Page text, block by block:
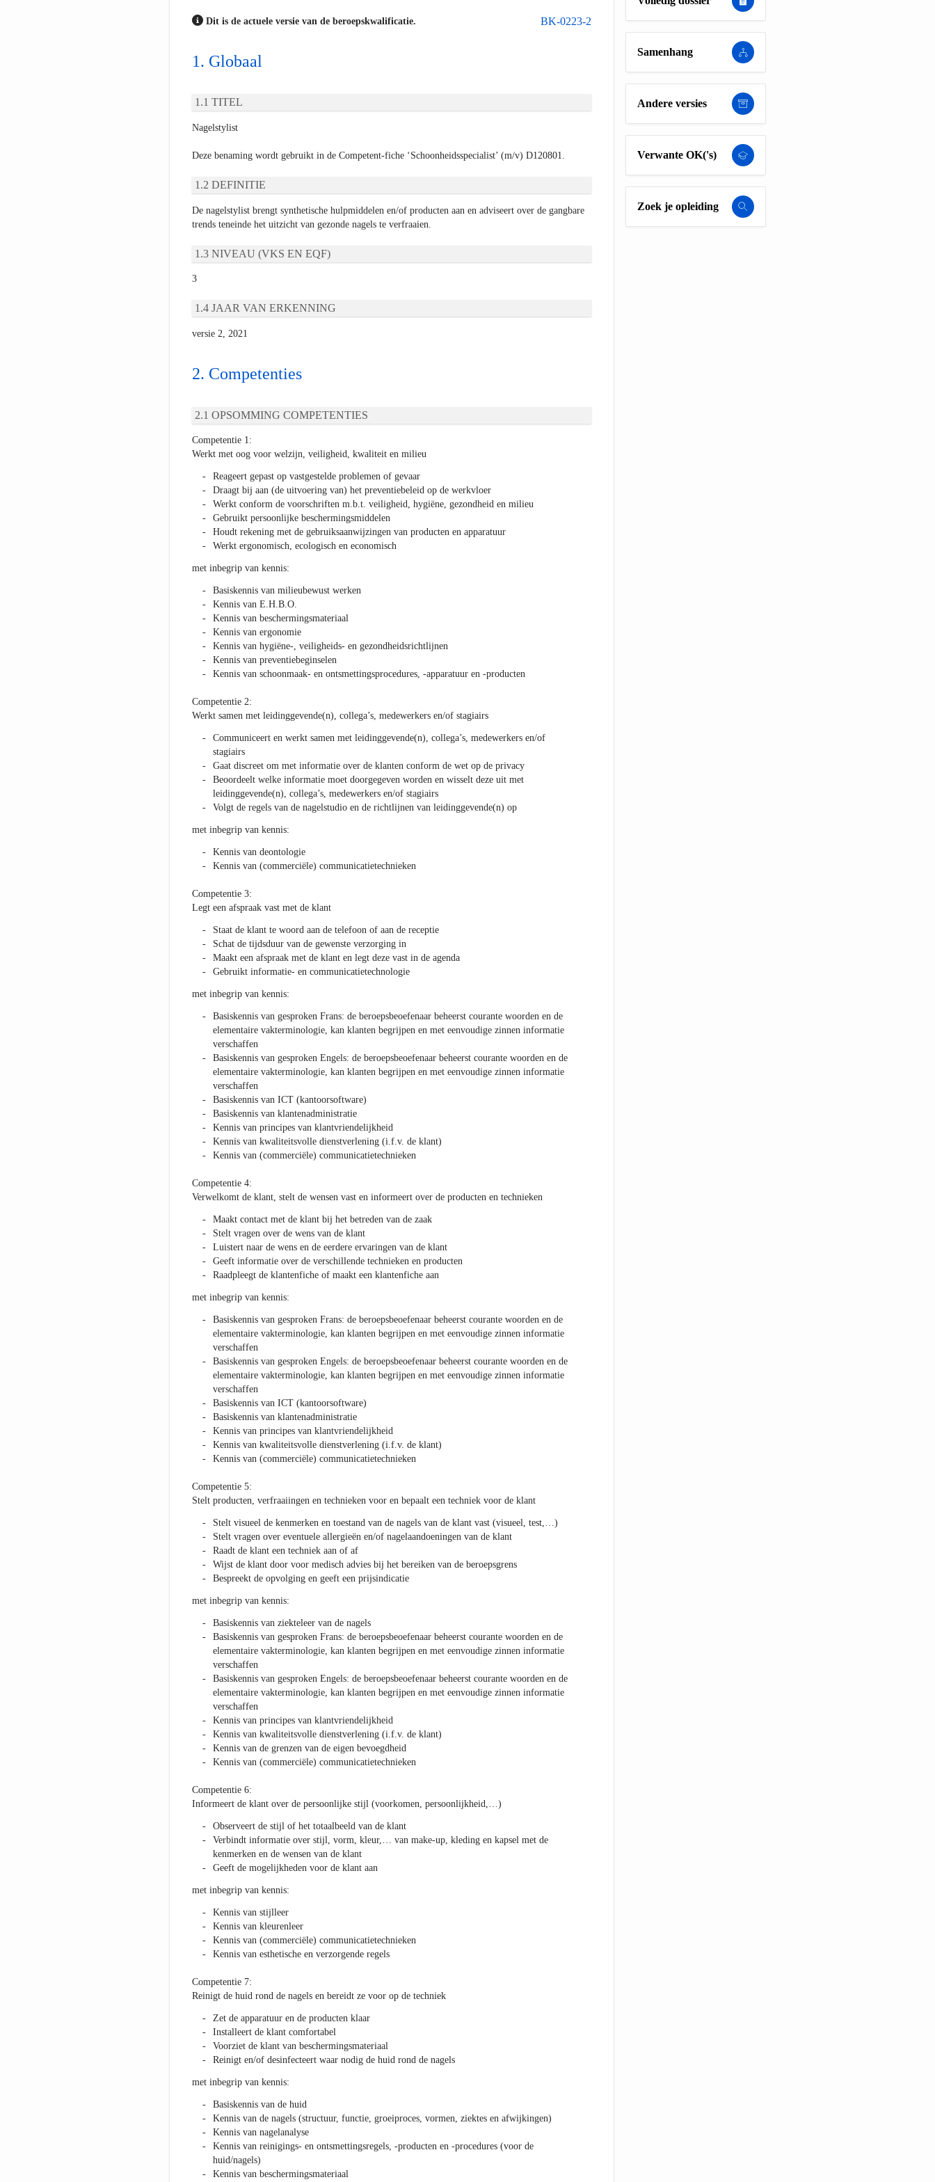
BK-0223-2
Dit is de actuele versie van de beroepskwalificatie.
Globaal
TITEL
Nagelstylist
Deze benaming wordt gebruikt in de Competent-fiche ‘Schoonheidsspecialist’ (m/v) D120801.
DEFINITIE
De nagelstylist brengt synthetische hulpmiddelen en/of producten aan en adviseert over de gangbare
trends teneinde het uitzicht van gezonde nagels te verfraaien.
NIVEAU (VKS EN EQF)
3
JAAR VAN ERKENNING
versie 2, 2021
Competenties
OPSOMMING COMPETENTIES
Competentie 1:
Werkt met oog voor welzijn, veiligheid, kwaliteit en milieu
Reageert gepast op vastgestelde problemen of gevaar
Draagt bij aan (de uitvoering van) het preventiebeleid op de werkvloer
Werkt conform de voorschriften m.b.t. veiligheid, hygiëne, gezondheid en milieu
Gebruikt persoonlijke beschermingsmiddelen
Houdt rekening met de gebruiksaanwijzingen van producten en apparatuur
Werkt ergonomisch, ecologisch en economisch
met inbegrip van kennis:
Basiskennis van milieubewust werken
Kennis van E.H.B.O.
Kennis van beschermingsmateriaal
Kennis van ergonomie
Kennis van hygiëne-, veiligheids- en gezondheidsrichtlijnen
Kennis van preventiebeginselen
Kennis van schoonmaak- en ontsmettingsprocedures, -apparatuur en -producten
Competentie 2:
Werkt samen met leidinggevende(n), collega’s, medewerkers en/of stagiairs
Communiceert en werkt samen met leidinggevende(n), collega’s, medewerkers en/of
stagiairs
Gaat discreet om met informatie over de klanten conform de wet op de privacy
Beoordeelt welke informatie moet doorgegeven worden en wisselt deze uit met
leidinggevende(n), collega’s, medewerkers en/of stagiairs
Volgt de regels van de nagelstudio en de richtlijnen van leidinggevende(n) op
met inbegrip van kennis:
Kennis van deontologie
Kennis van (commerciële) communicatietechnieken
Competentie 3:
Legt een afspraak vast met de klant
Staat de klant te woord aan de telefoon of aan de receptie
Schat de tijdsduur van de gewenste verzorging in
Maakt een afspraak met de klant en legt deze vast in de agenda
Gebruikt informatie- en communicatietechnologie
met inbegrip van kennis:
Basiskennis van gesproken Frans: de beroepsbeoefenaar beheerst courante woorden en de
elementaire vakterminologie, kan klanten begrijpen en met eenvoudige zinnen informatie
verschaffen
Basiskennis van gesproken Engels: de beroepsbeoefenaar beheerst courante woorden en de
elementaire vakterminologie, kan klanten begrijpen en met eenvoudige zinnen informatie
verschaffen
Basiskennis van ICT (kantoorsoftware)
Basiskennis van klantenadministratie
Kennis van principes van klantvriendelijkheid
Kennis van kwaliteitsvolle dienstverlening (i.f.v. de klant)
Kennis van (commerciële) communicatietechnieken
Competentie 4:
Verwelkomt de klant, stelt de wensen vast en informeert over de producten en technieken
Maakt contact met de klant bij het betreden van de zaak
Stelt vragen over de wens van de klant
Luistert naar de wens en de eerdere ervaringen van de klant
Geeft informatie over de verschillende technieken en producten
Raadpleegt de klantenfiche of maakt een klantenfiche aan
met inbegrip van kennis:
Basiskennis van gesproken Frans: de beroepsbeoefenaar beheerst courante woorden en de
elementaire vakterminologie, kan klanten begrijpen en met eenvoudige zinnen informatie
verschaffen
Basiskennis van gesproken Engels: de beroepsbeoefenaar beheerst courante woorden en de
elementaire vakterminologie, kan klanten begrijpen en met eenvoudige zinnen informatie
verschaffen
Basiskennis van ICT (kantoorsoftware)
Basiskennis van klantenadministratie
Kennis van principes van klantvriendelijkheid
Kennis van kwaliteitsvolle dienstverlening (i.f.v. de klant)
Kennis van (commerciële) communicatietechnieken
Competentie 5:
Stelt producten, verfraaiingen en technieken voor en bepaalt een techniek voor de klant
Stelt visueel de kenmerken en toestand van de nagels van de klant vast (visueel, test,…)
Stelt vragen over eventuele allergieën en/of nagelaandoeningen van de klant
Raadt de klant een techniek aan of af
Wijst de klant door voor medisch advies bij het bereiken van de beroepsgrens
Bespreekt de opvolging en geeft een prijsindicatie
met inbegrip van kennis:
Basiskennis van ziekteleer van de nagels
Basiskennis van gesproken Frans: de beroepsbeoefenaar beheerst courante woorden en de
elementaire vakterminologie, kan klanten begrijpen en met eenvoudige zinnen informatie
verschaffen
Basiskennis van gesproken Engels: de beroepsbeoefenaar beheerst courante woorden en de
elementaire vakterminologie, kan klanten begrijpen en met eenvoudige zinnen informatie
verschaffen
Kennis van principes van klantvriendelijkheid
Kennis van kwaliteitsvolle dienstverlening (i.f.v. de klant)
Kennis van de grenzen van de eigen bevoegdheid
Kennis van (commerciële) communicatietechnieken
Competentie 6:
Informeert de klant over de persoonlijke stijl (voorkomen, persoonlijkheid,…)
Observeert de stijl of het totaalbeeld van de klant
Verbindt informatie over stijl, vorm, kleur,… van make-up, kleding en kapsel met de
kenmerken en de wensen van de klant
Geeft de mogelijkheden voor de klant aan
met inbegrip van kennis:
Kennis van stijlleer
Kennis van kleurenleer
Kennis van (commerciële) communicatietechnieken
Kennis van esthetische en verzorgende regels
Competentie 7:
Reinigt de huid rond de nagels en bereidt ze voor op de techniek
Zet de apparatuur en de producten klaar
Installeert de klant comfortabel
Voorziet de klant van beschermingsmateriaal
Reinigt en/of desinfecteert waar nodig de huid rond de nagels
met inbegrip van kennis:
Basiskennis van de huid
Kennis van de nagels (structuur, functie, groeiproces, vormen, ziektes en afwijkingen)
Kennis van nagelanalyse
Kennis van reinigings- en ontsmettingsregels, -producten en -procedures (voor de
huid/nagels)
Kennis van beschermingsmateriaal
Samenhang
Andere versies
Verwante OK('s)
Zoek je opleiding